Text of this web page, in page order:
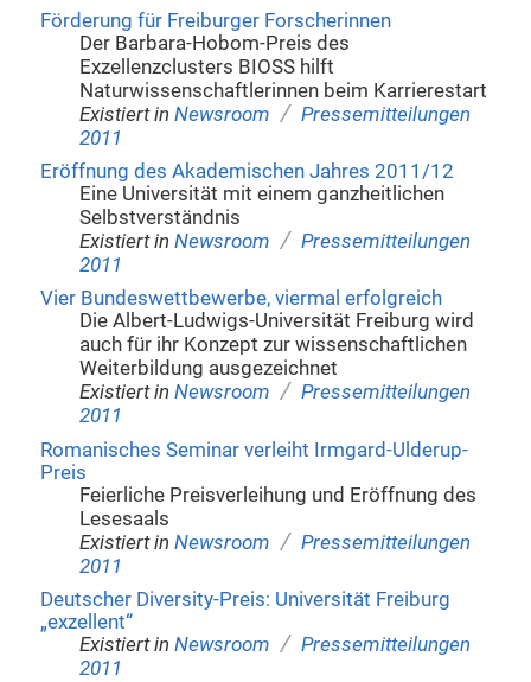
Förderung für Freiburger Forscherinnen
Der Barbara-Hobom-Preis des
Exzellenzclusters BIOSS hilft
Naturwissenschaftlerinnen beim Karrierestart
Existiert in Newsroom / Pressemitteilungen
2011
Eröffnung des Akademischen Jahres 2011/12
Eine Universität mit einem ganzheitlichen
Selbstverständnis
Existiert in Newsroom / Pressemitteilungen
2011
Vier Bundeswettbewerbe, viermal erfolgreich
Die Albert-Ludwigs-Universität Freiburg wird
auch für ihr Konzept zur wissenschaftlichen
Weiterbildung ausgezeichnet
Existiert in Newsroom / Pressemitteilungen
2011
Romanisches Seminar verleiht Irmgard-Ulderup-
Preis
Feierliche Preisverleihung und Eröffnung des
Lesesaals
Existiert in Newsroom / Pressemitteilungen
2011
Deutscher Diversity-Preis: Universität Freiburg
„exzellent“
Existiert in Newsroom / Pressemitteilungen
2011